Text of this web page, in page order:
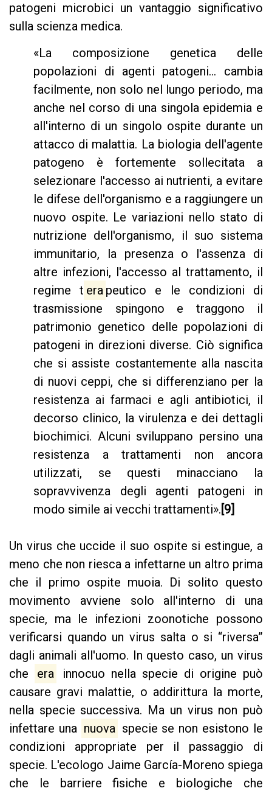
patogeni microbici un vantaggio significativo
sulla scienza medica.
«La composizione genetica delle
popolazioni di agenti patogeni... cambia
facilmente, non solo nel lungo periodo, ma
anche nel corso di una singola epidemia e
all'interno di un singolo ospite durante un
attacco di malattia. La biologia dell'agente
patogeno è fortemente sollecitata a
selezionare l'accesso ai nutrienti, a evitare
le difese dell'organismo e a raggiungere un
nuovo ospite. Le variazioni nello stato di
nutrizione dell'organismo, il suo sistema
immunitario, la presenza o l'assenza di
altre infezioni, l'accesso al trattamento, il
regime t era peutico e le condizioni di
trasmissione spingono e traggono il
patrimonio genetico delle popolazioni di
patogeni in direzioni diverse. Ciò significa
che si assiste costantemente alla nascita
di nuovi ceppi, che si differenziano per la
resistenza ai farmaci e agli antibiotici, il
decorso clinico, la virulenza e dei dettagli
biochimici. Alcuni sviluppano persino una
resistenza a trattamenti non ancora
utilizzati, se questi minacciano la
sopravvivenza degli agenti patogeni in
modo simile ai vecchi trattamenti».[9]
Un virus che uccide il suo ospite si estingue, a
meno che non riesca a infettarne un altro prima
che il primo ospite muoia. Di solito questo
movimento avviene solo all'interno di una
specie, ma le infezioni zoonotiche possono
verificarsi quando un virus salta o si “riversa”
dagli animali all'uomo. In questo caso, un virus
che
era
innocuo nella specie di origine può
causare gravi malattie, o addirittura la morte,
nella specie successiva. Ma un virus non può
infettare una nuova specie se non esistono le
condizioni appropriate per il passaggio di
specie. L'ecologo Jaime García-Moreno spiega
che le barriere fisiche e biologiche che